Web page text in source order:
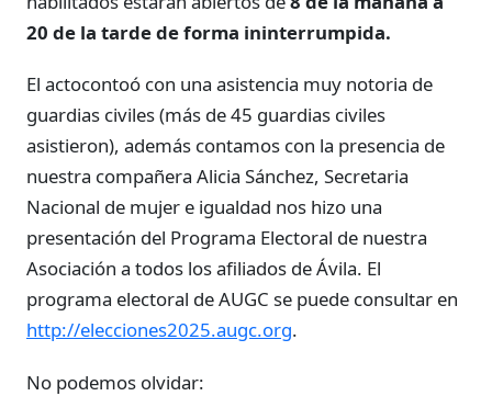
20 de la tarde de forma ininterrumpida.
El actocontoó con una asistencia muy notoria de
guardias civiles (más de 45 guardias civiles
asistieron), además contamos con la presencia de
nuestra compañera Alicia Sánchez, Secretaria
Nacional de mujer e igualdad nos hizo una
presentación del Programa Electoral de nuestra
Asociación a todos los afiliados de Ávila. El
programa electoral de AUGC se puede consultar en
http://elecciones2025.augc.org.
No podemos olvidar: